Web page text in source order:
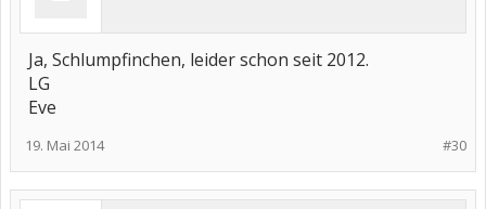
Ja, Schlumpfinchen, leider schon seit 2012.
LG
Eve
#30
19. Mai 2014